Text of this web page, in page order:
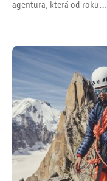
agentura, která od roku…